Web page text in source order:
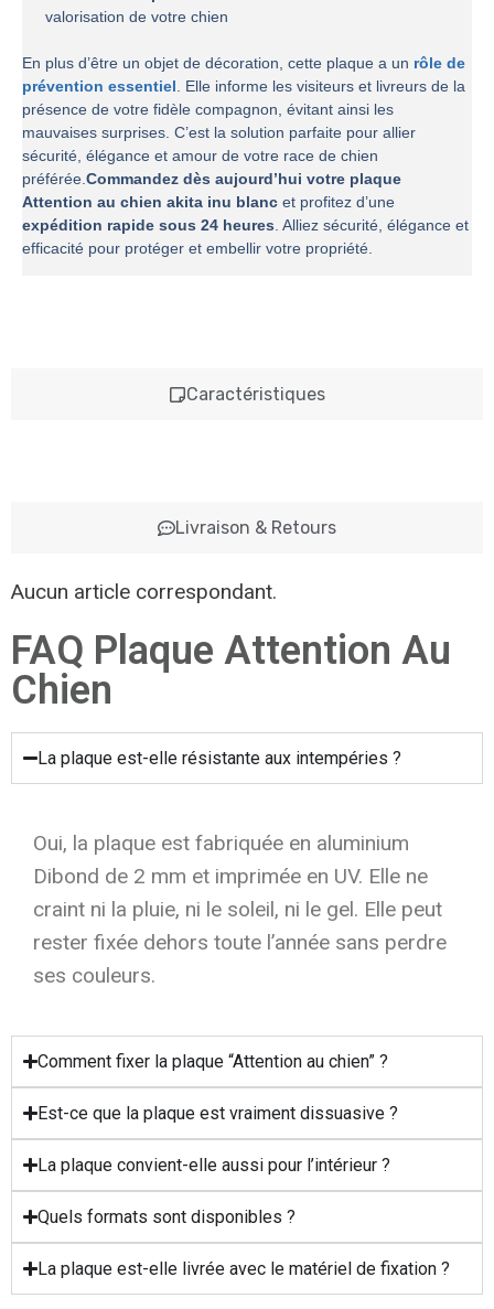
Caractéristiques
Livraison & Retours
valorisation de votre chien
En plus d’être un objet de décoration, cette plaque a un rôle de
prévention essentiel. Elle informe les visiteurs et livreurs de la
présence de votre fidèle compagnon, évitant ainsi les
mauvaises surprises. C’est la solution parfaite pour allier
sécurité, élégance et amour de votre race de chien
préférée.Commandez dès aujourd’hui votre plaque
Attention au chien akita inu blanc et profitez d’une
expédition rapide sous 24 heures. Alliez sécurité, élégance et
efficacité pour protéger et embellir votre propriété.
Aucun article correspondant.
FAQ Plaque Attention Au
Chien
La plaque est-elle résistante aux intempéries ?
Oui, la plaque est fabriquée en aluminium
Dibond de 2 mm et imprimée en UV. Elle ne
craint ni la pluie, ni le soleil, ni le gel. Elle peut
rester fixée dehors toute l’année sans perdre
ses couleurs.
Comment fixer la plaque “Attention au chien” ?
Est-ce que la plaque est vraiment dissuasive ?
La plaque convient-elle aussi pour l’intérieur ?
Quels formats sont disponibles ?
La plaque est-elle livrée avec le matériel de fixation ?